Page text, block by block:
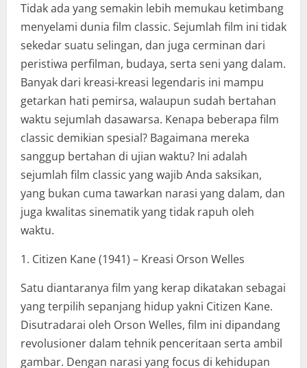
Tidak ada yang semakin lebih memukau ketimbang
menyelami dunia film classic. Sejumlah film ini tidak
sekedar suatu selingan, dan juga cerminan dari
peristiwa perfilman, budaya, serta seni yang dalam.
Banyak dari kreasi-kreasi legendaris ini mampu
getarkan hati pemirsa, walaupun sudah bertahan
waktu sejumlah dasawarsa. Kenapa beberapa film
classic demikian spesial? Bagaimana mereka
sanggup bertahan di ujian waktu? Ini adalah
sejumlah film classic yang wajib Anda saksikan,
yang bukan cuma tawarkan narasi yang dalam, dan
juga kwalitas sinematik yang tidak rapuh oleh
waktu.
1. Citizen Kane (1941) – Kreasi Orson Welles
Satu diantaranya film yang kerap dikatakan sebagai
yang terpilih sepanjang hidup yakni Citizen Kane.
Disutradarai oleh Orson Welles, film ini dipandang
revolusioner dalam tehnik penceritaan serta ambil
gambar. Dengan narasi yang focus di kehidupan